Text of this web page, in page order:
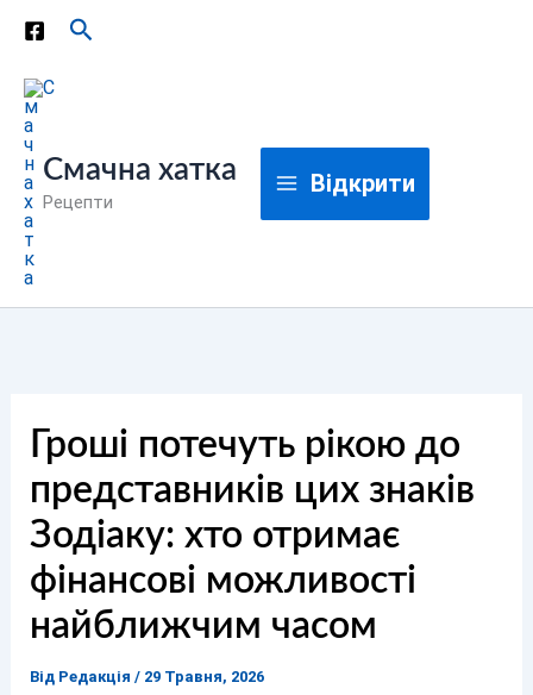
Перейти
вмісту
Пошук
Смачна хатка
Рецепти
Відкрити
Гроші потечуть рікою до
представників цих знаків
Зодіаку: хто отримає
фінансові можливості
найближчим часом
Від Редакція / 29 Травня, 2026